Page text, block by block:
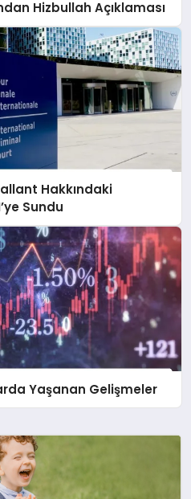
Hizbullah Açıklaması
Hakkındaki
Sundu
Yaşanan Gelişmeler